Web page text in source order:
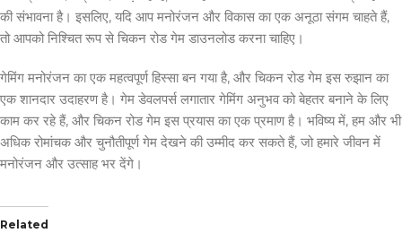
की संभावना है। इसलिए, यदि आप मनोरंजन और विकास का एक अनूठा संगम चाहते हैं,
तो आपको निश्चित रूप से चिकन रोड गेम डाउनलोड करना चाहिए।
गेमिंग मनोरंजन का एक महत्वपूर्ण हिस्सा बन गया है, और चिकन रोड गेम इस रुझान का
एक शानदार उदाहरण है। गेम डेवलपर्स लगातार गेमिंग अनुभव को बेहतर बनाने के लिए
काम कर रहे हैं, और चिकन रोड गेम इस प्रयास का एक प्रमाण है। भविष्य में, हम और भी
अधिक रोमांचक और चुनौतीपूर्ण गेम देखने की उम्मीद कर सकते हैं, जो हमारे जीवन में
मनोरंजन और उत्साह भर देंगे।
Related